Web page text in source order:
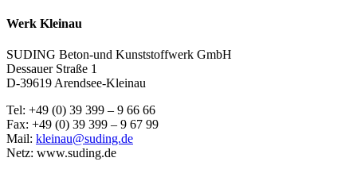
Werk Kleinau
SUDING Beton-und Kunststoffwerk GmbH
Dessauer Straße 1
D-39619 Arendsee-Kleinau
Tel: +49 (0) 39 399 – 9 66 66
Fax: +49 (0) 39 399 – 9 67 99
Mail: kleinau@suding.de
Netz: www.suding.de